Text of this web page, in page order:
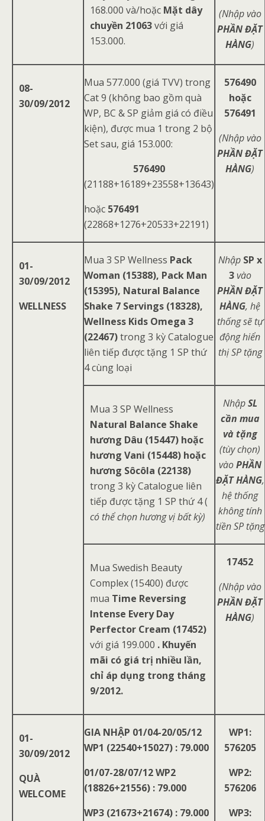
168.000 và/hoặc Mặt dây
chuyền 21063với giá
153.000.
(Nhập vào
PHẦN ĐẶT
HÀNG)
08-
30/09/2012
Mua 577.000 (giá TVV) trong
Cat 9 (không bao gồm quà
WP, BC & SP giảm giá có điều
kiện), được mua 1 trong 2 bộ
Set sau, giá 153.000:
576490
(21188+16189+23558+13643)
hoặc 576491
(22868+1276+20533+22191)
576490
hoặc
576491
(Nhập vào
PHẦN ĐẶT
HÀNG)
01-
30/09/2012
WELLNESS
Mua 3 SP Wellness Pack
Woman (15388), Pack Man
(15395), Natural Balance
Shake 7 Servings (18328),
Wellness Kids Omega 3
(22467)trong 3 kỳ Catalogue
liên tiếp được tặng 1 SP thứ
4 cùng loại
Nhập SP x
3 vào
PHẦN ĐẶT
HÀNG, hệ
thống sẽ tự
động hiển
thị SP tặng
Mua 3 SP Wellness
Natural Balance Shake
hương Dâu (15447) hoặc
hương Vani (15448) hoặc
hương Sôcôla (22138)
trong 3 kỳ Catalogue liên
tiếp được tặng 1 SP thứ 4 (
có thể chọn hương vị bất kỳ)
NhậpSL
cần mua
và tặng
(tùy chọn)
vàoPHẦN
ĐẶT HÀNG,
hệ thống
không tính
tiền SP tặng
Mua Swedish Beauty
Complex (15400) được
mua Time Reversing
Intense Every Day
Perfector Cream (17452)
với giá 199.000 . Khuyến
mãi có giá trị nhiều lần,
chỉ áp dụng trong tháng
9/2012.
17452
(Nhập vào
PHẦN ĐẶT
HÀNG)
01-
30/09/2012
QUÀ
WELCOME
GIA NHẬP 01/04-20/05/12
WP1 (22540+15027) : 79.000
01/07-28/07/12 WP2
(18826+21556) : 79.000
WP3 (21673+21674) : 79.000
WP1:
576205
WP2:
576206
WP3: